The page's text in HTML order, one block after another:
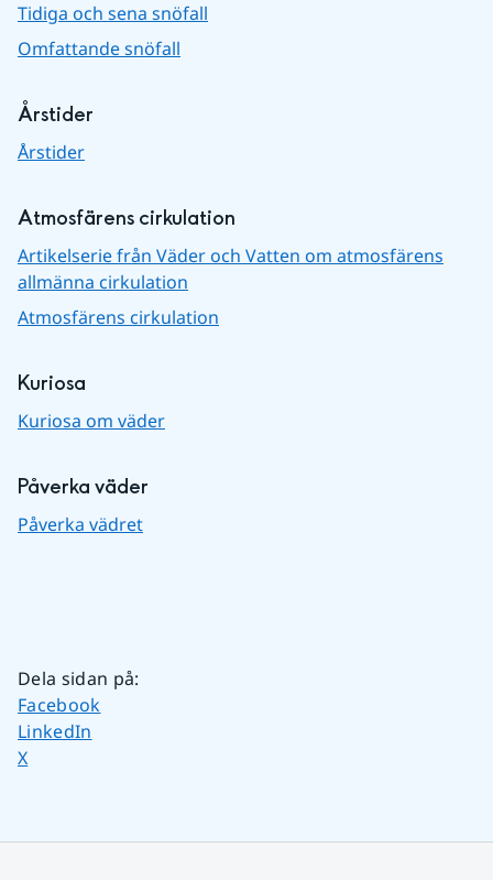
Tidiga och sena snöfall
Omfattande snöfall
Årstider
Årstider
Atmosfärens cirkulation
Artikelserie från Väder och Vatten om atmosfärens
allmänna cirkulation
Atmosfärens cirkulation
Kuriosa
Kuriosa om väder
Påverka väder
Påverka vädret
Dela sidan på:
Dela sidan på
Facebook
Dela sidan på
LinkedIn
Dela sidan på
X